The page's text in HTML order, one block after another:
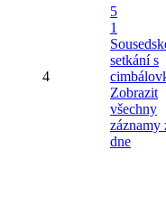
4
5
1
setkání s
Zobrazit
všechny
záznamy
dne